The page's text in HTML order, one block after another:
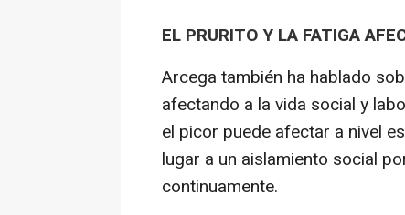
EL PRURITO Y LA FATIGA
Arcega también ha hablado
afectando a la vida social y
el picor puede afectar a nivel
lugar a un aislamiento social
continuamente.